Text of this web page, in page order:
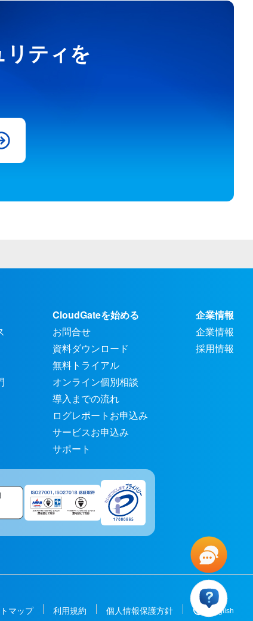
ティを
CloudGateを始める
お問合せ
資料ダウンロード
無料トライアル
オンライン個別相談
導入までの流れ
ログレポートお申込み
サービスお申込み
サポート
企業情報
企業情報
採用情報
マップ 利用規約 個人情報保護方針 English